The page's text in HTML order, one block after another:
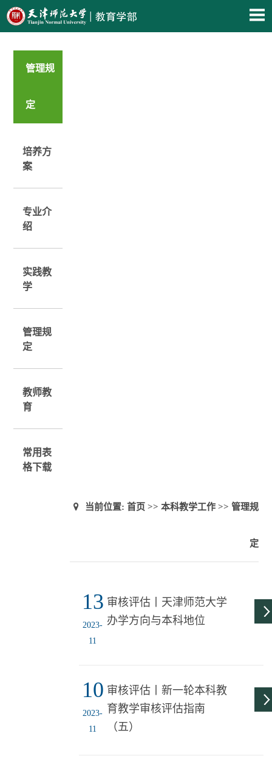
管理规
定
培养方
案
专业介
绍
实践教
学
管理规
定
教师教
育
常用表
格下载
当前位置: 首页 >> 本科教学工作>> 管理规
定
13
2023-
11
审核评估丨天津师范大学
办学方向与本科地位
10
2023-
11
审核评估丨新一轮本科教
育教学审核评估指南
（五）